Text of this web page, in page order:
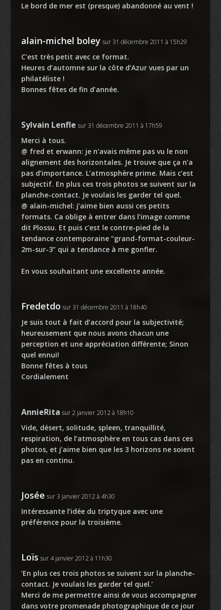
Le bord de mer est (presque) abandonné au vent !
alain-michel boley sur 31 décembre 2011 à 15h29
C’est très petit avec ce format.
Heures d’automne sur la côte d’Azur vues par un
philatéliste !
Bonnes fêtes de fin d’année.
Sylvain Lenfle sur 31 décembre 2011 à 17h59
Merci à tous.
@ fred et erwann: je n’avais même pas vu le non
alignement des horizontales. Je trouve que ça n’a
pas d’importance. L’atmosphère prime. Mais c’est
subjectif. En plus ces trois photos se suivent sur la
planche-contact. Je voulais les garder tel quel.
@ alain-michel: j’aime bien aussi ces petits
formats. Ca oblige à entrer dans l’image comme
dit Plossu. Et puis c’est le contre-pied de la
tendance contemporaine “grand-format-couleur-
2m-sur-3” qui a tendance à me gonfler.
En vous souhaitant une excellente année.
Fredetdo sur 31 décembre 2011 à 18h40
Je suis tout à fait d’accord pour la subjectivité;
heureusement que nous avons chacun une
perception et une appréciation différente; Sinon
quel ennui!
Bonne fêtes à tous
Cordialement
AnnieRita sur 2 janvier 2012 à 18h10
Vide, désert, solitude, spleen, tranquillité,
respiration, de l’atmosphère en tous cas dans ces
photos, et j’aime bien que les 3 horizons ne soient
pas en continu.
Josée sur 3 janvier 2012 à 4h30
Intéressante l’idée du triptyque avec une
préférence pour la troisième.
Loïs sur 4 janvier 2012 à 11h30
‘En plus ces trois photos se suivent sur la planche-
contact. Je voulais les garder tel quel.’
Merci de me permettre ainsi de vous accompagner
dans votre promenade photographique de ce jour